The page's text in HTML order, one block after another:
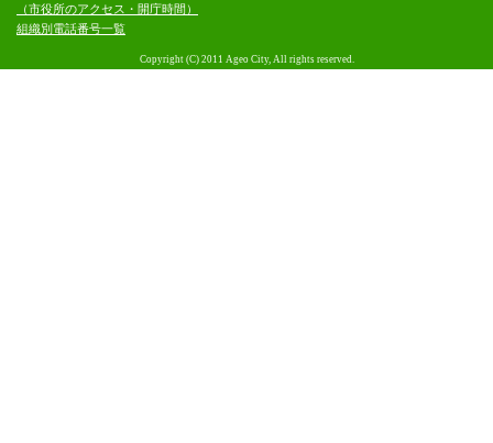
（市役所のアクセス・開庁時間）
組織別電話番号一覧
Copyright (C) 2011 Ageo City, All rights reserved.